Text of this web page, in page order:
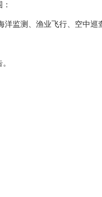
洋监测、渔业飞行、空中巡